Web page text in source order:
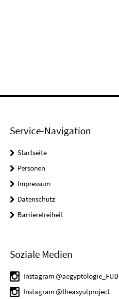
Service-Navigation
Startseite
Personen
Impressum
Datenschutz
Barrierefreiheit
Soziale Medien
Instagram @aegyptologie_FUB
Instagram @theasyutproject